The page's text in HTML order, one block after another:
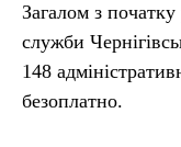
Загалом з
служби
148
безоплатно.